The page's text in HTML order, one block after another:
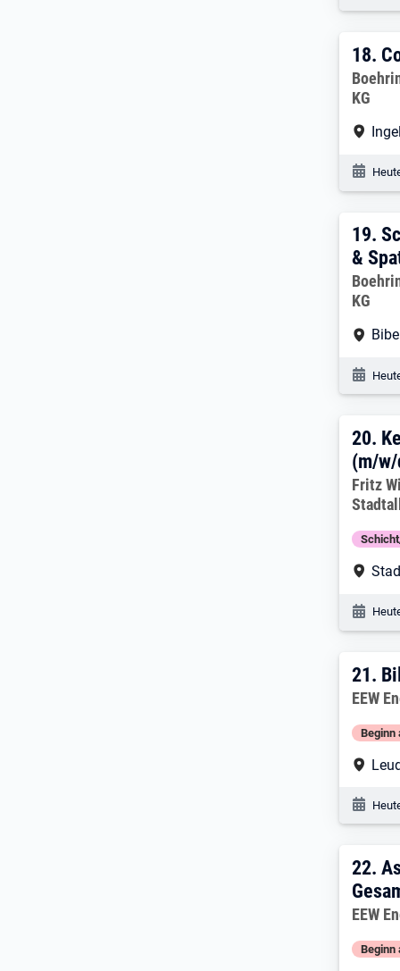
18.
18.
KG
19.
19.
&
KG
20.
20.
(m/
Fritz
21.
21.
EEW
Beginn
22.
22.
EEW
Beginn